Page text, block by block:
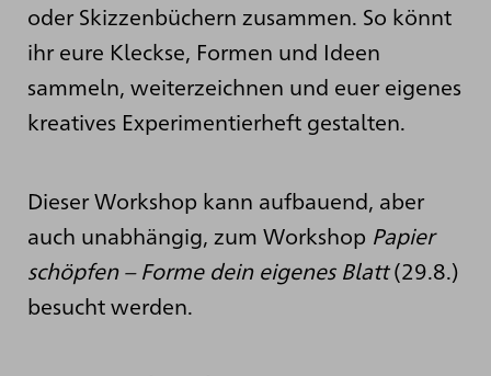
oder Skizzenbüchern zusammen. So könnt
ihr eure Kleckse, Formen und Ideen
sammeln, weiterzeichnen und euer eigenes
kreatives Experimentierheft gestalten.
Dieser Workshop kann aufbauend, aber
auch unabhängig, zum Workshop Papier
schöpfen – Forme dein eigenes Blatt(29.8.)
besucht werden.